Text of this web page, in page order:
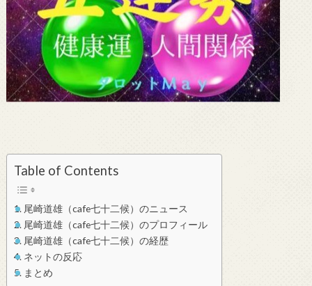
Table of Contents
尾崎道雄（cafe七十二候）のニュース
尾崎道雄（cafe七十二候）のプロフィール
尾崎道雄（cafe七十二候）の経歴
ネットの反応
まとめ